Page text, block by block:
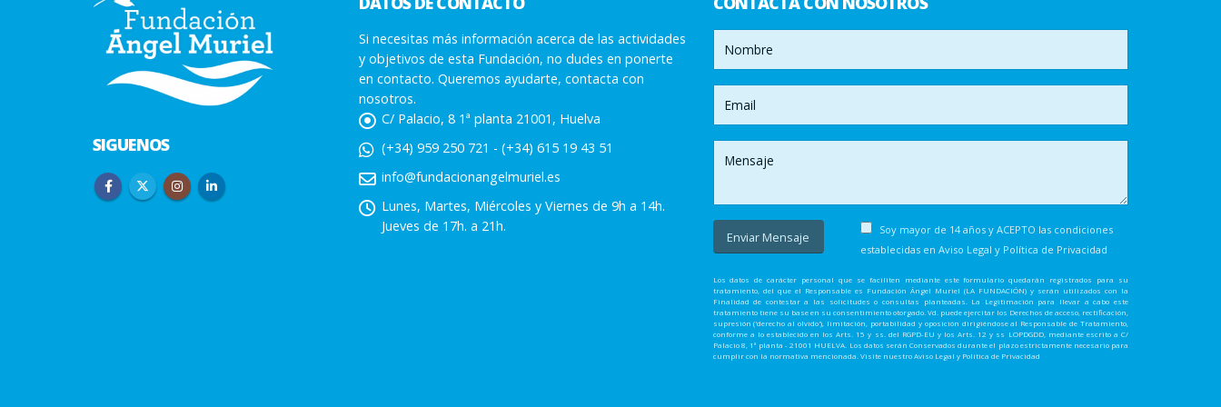
SIGUENOS
Si necesitas más información acerca de las actividades
y objetivos de esta Fundación, no dudes en ponerte
en contacto. Queremos ayudarte, contacta con
nosotros.
C/ Palacio, 8 1ª planta 21001, Huelva
(+34) 959 250 721 - (+34) 615 19 43 51
info@fundacionangelmuriel.es
Lunes, Martes, Miércoles y Viernes de 9h a 14h.
Jueves de 17h. a 21h.
Soy mayor de 14 años y ACEPTO las condiciones
establecidas en Aviso Legal y Política de Privacidad
Los datos de carácter personal que se faciliten mediante este formulario quedarán registrados para su
tratamiento, del que el Responsable es Fundación Ángel Muriel (LA FUNDACIÓN) y serán utilizados con la
Finalidad de contestar a las solicitudes o consultas planteadas. La Legitimación para llevar a cabo este
tratamiento tiene su base en su consentimiento otorgado. Vd. puede ejercitar los Derechos de acceso, rectificación,
supresión ('derecho al olvido'), limitación, portabilidad y oposición dirigiéndose al Responsable de Tratamiento,
conforme a lo establecido en los Arts. 15 y ss. del RGPD-EU y los Arts. 12 y ss LOPDGDD, mediante escrito a C/
Palacio 8, 1ª planta - 21001 HUELVA. Los datos serán Conservados durante el plazo estrictamente necesario para
cumplir con la normativa mencionada. Visite nuestro Aviso Legal y Política de Privacidad